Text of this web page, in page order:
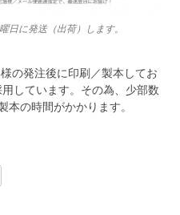
日に発送（出荷）します。
の発注後に印刷／製本してお
用しています。その為、少部数
の時間がかかります。